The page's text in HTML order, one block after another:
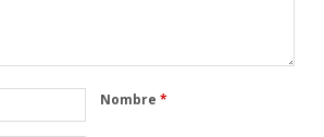
Nombre*